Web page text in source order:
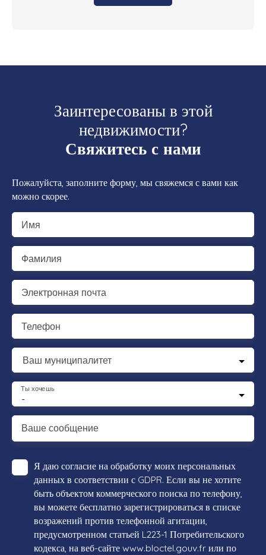
Заинтересованы в этой
недвижимости?
Свяжитесь с нами
Пожалуйста, заполните форму, мы свяжемся с вами как
можно скорее.
Имя
Фамилия
Электронная почта
Телефон
Ваш муниципалитет
-
Ты хочешь
Ваше сообщение
Я даю согласие на обработку моих персональных
данных в соответствии с GDPR. Если вы не хотите
быть объектом коммерческого поиска по телефону,
вы можете бесплатно зарегистрироваться в списке
возражений против телефонной агитации,
предусмотренном статьей L223-1 Потребительского
кодекса, на веб-сайте www.bloctel.gouv.fr или по